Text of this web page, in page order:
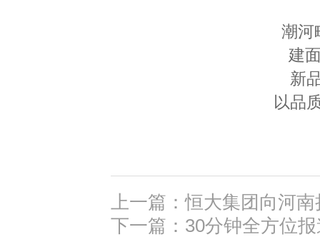
潮河
建
新
以品
上一篇：恒大集团向河
下一篇：30分钟全方位